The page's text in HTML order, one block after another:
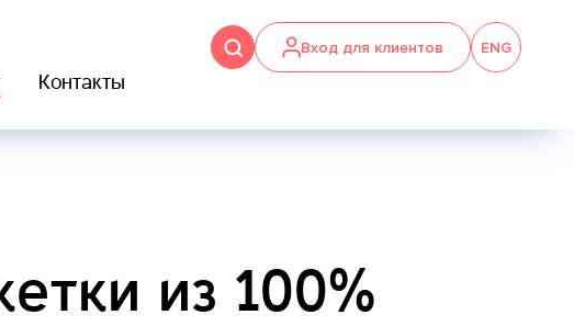
Вход для клиентов
ENG
Контакты
из 100%